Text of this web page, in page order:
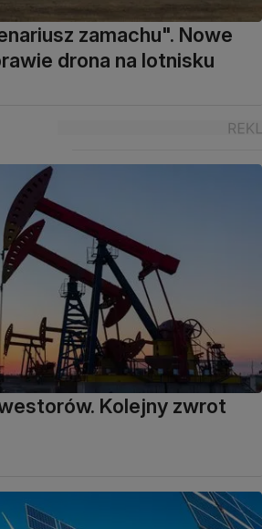
zamachu". Nowe
drona na lotnisku
Kolejny zwrot